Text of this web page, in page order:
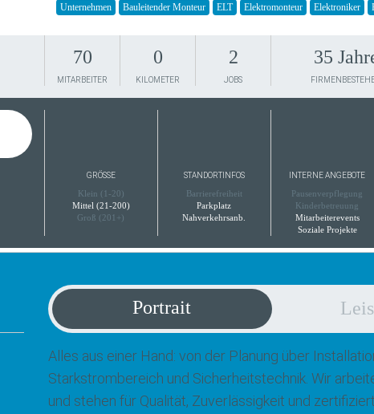
Unternehmen Bauleitender Monteur ELT Elektromonteur Elektroniker
70
MITARBEITER
0
KILOMETER
2
JOBS
35
GRÖSSE
Klein (1-20)
Mittel (21-200)
Groß (201+)
STANDORTINFOS
Barrierefreiheit
Parkplatz
Nahverkehrsanb.
INTERNE ANGEBOTE
Pausenverpflegung
Kinderbetreuung
Mitarbeiterevents
Soziale Projekte
Portrait
Alles aus einer Hand: von der Planung über
Starkstrombereich und Sicherheitstechnik. Wir
und stehen für Qualität, Zuverlässigkeit und